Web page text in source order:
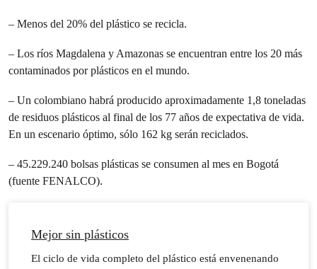
– Menos del 20% del plástico se recicla.
– Los ríos Magdalena y Amazonas se encuentran entre los 20 más
contaminados por plásticos en el mundo.
– Un colombiano habrá producido aproximadamente 1,8 toneladas
de residuos plásticos al final de los 77 años de expectativa de vida.
En un escenario óptimo, sólo 162 kg serán reciclados.
– 45.229.240 bolsas plásticas se consumen al mes en Bogotá
(fuente FENALCO).
Mejor sin plásticos
El ciclo de vida completo del plástico está envenenando